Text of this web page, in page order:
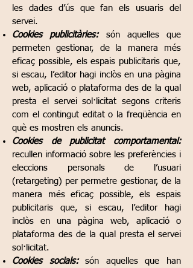
les dades d’ús que fan els usuaris del
servei.
Cookies publicitàries:són aquelles que
permeten gestionar, de la manera més
eficaç possible, els espais publicitaris que,
si escau, l’editor hagi inclòs en una pàgina
web, aplicació o plataforma des de la qual
presta el servei sol·licitat segons criteris
com el contingut editat o la freqüència en
què es mostren els anuncis.
Cookies de publicitat comportamental:
recullen informació sobre les preferències i
eleccions personals de l’usuari
(retargeting) per permetre gestionar, de la
manera més eficaç possible, els espais
publicitaris que, si escau, l’editor hagi
inclòs en una pàgina web, aplicació o
plataforma des de la qual presta el servei
sol·licitat.
Cookies socials:són aquelles que han